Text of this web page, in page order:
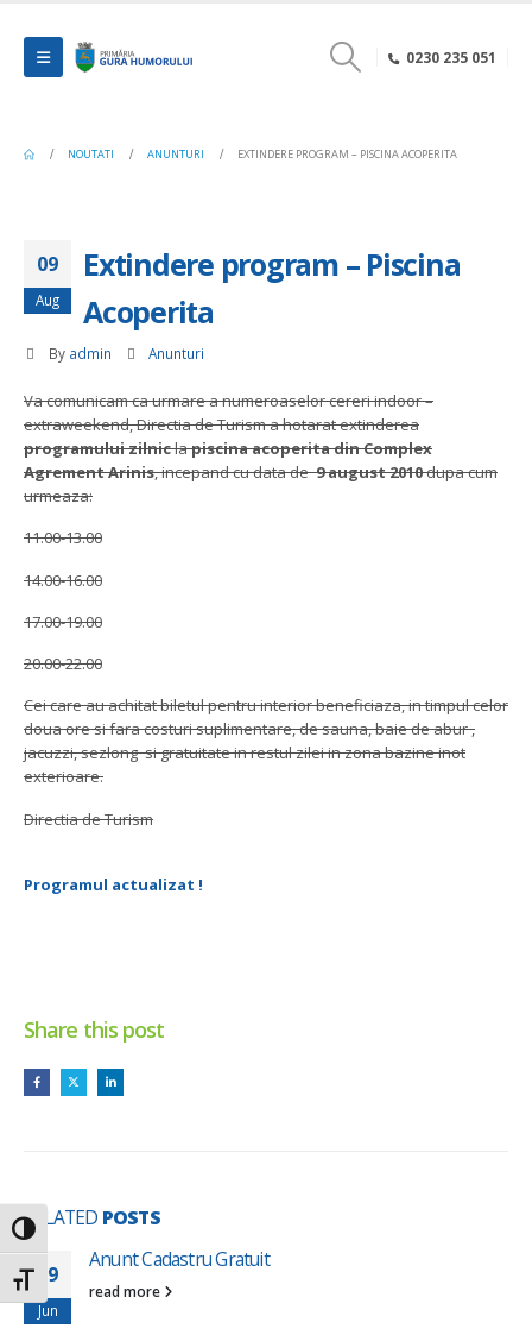
Toggle High Contrast
Toggle Font size
0230 235 051
NOUTATI ANUNTURI EXTINDERE PROGRAM – PISCINA ACOPERITA
09
Aug
Extindere program – Piscina
Acoperita
By admin Anunturi
Va comunicam ca urmare a numeroaselor cereri indoor –
extraweekend, Directia de Turism a hotarat extinderea
programului zilniclapiscina acoperita din Complex
Agrement Arinis, incepand cu data de9august 2010dupa cum
urmeaza:
11.00-13.00
14.00-16.00
17.00-19.00
20.00-22.00
Cei care au achitat biletul pentru interior beneficiaza, in timpul celor
doua ore si fara costuri suplimentare, de sauna, baie de abur ,
jacuzzi, sezlong si gratuitate in restul zilei in zona bazine inot
exterioare.
Directia de Turism
Programul actualizat !
Share this post
RELATED POSTS
29
Jun
Anunt Cadastru Gratuit
read more